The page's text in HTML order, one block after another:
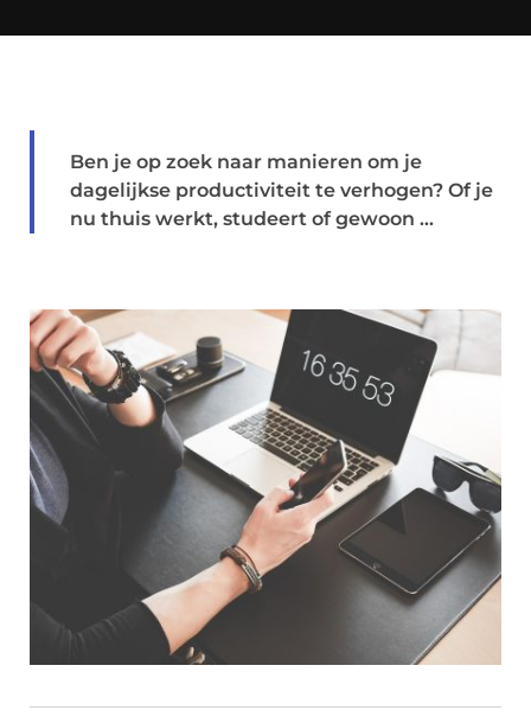
Ben je op zoek naar manieren om je
dagelijkse productiviteit te verhogen? Of je
nu thuis werkt, studeert of gewoon ...